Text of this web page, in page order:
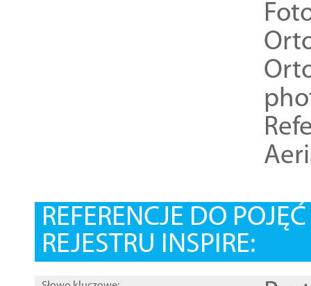
REFERENCJE DO
REJESTRU INSPIRE: